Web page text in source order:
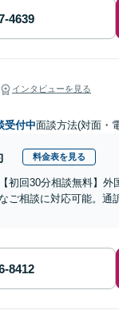
インタビューを見る
受付中面談方法(対面・
料金表を見る
初回30分相談無料】
ご相談に対応可能。